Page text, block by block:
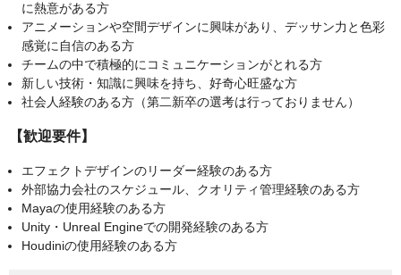
に熱意がある方
アニメーションや空間デザインに興味があり、デッサン力と色彩
感覚に自信のある方
チームの中で積極的にコミュニケーションがとれる方
新しい技術・知識に興味を持ち、好奇心旺盛な方
社会人経験のある方（第二新卒の選考は行っておりません）
【歓迎要件】
エフェクトデザインのリーダー経験のある方
外部協力会社のスケジュール、クオリティ管理経験のある方
Mayaの使用経験のある方
Unity・Unreal Engineでの開発経験のある方
Houdiniの使用経験のある方